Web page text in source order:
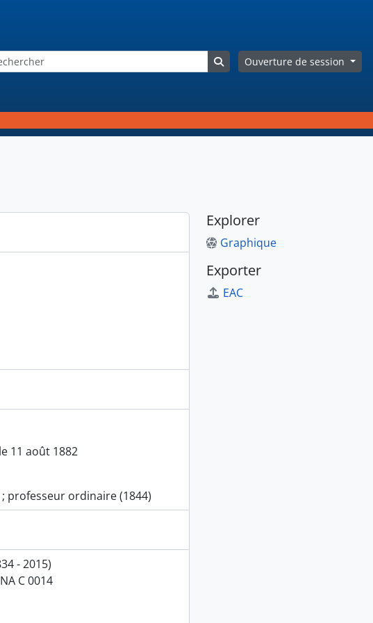
options Search in browse page
Ouverture de session
11 août 1882
professeur ordinaire (1844)
- 2015)
C 0014
Explorer
Graphique
Exporter
EAC